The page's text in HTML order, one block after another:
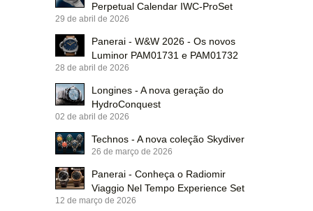
Perpetual Calendar IWC-ProSet
29 de abril de 2026
Panerai - W&W 2026 - Os novos
Luminor PAM01731 e PAM01732
28 de abril de 2026
Longines - A nova geração do
HydroConquest
02 de abril de 2026
Technos - A nova coleção Skydiver
26 de março de 2026
Panerai - Conheça o Radiomir
Viaggio Nel Tempo Experience Set
12 de março de 2026